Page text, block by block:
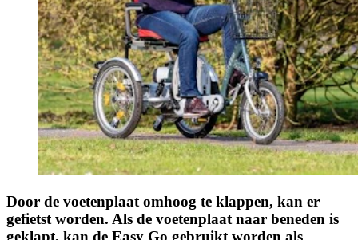
Door de voetenplaat omhoog te klappen, kan er
gefietst worden. Als de voetenplaat naar beneden is
geklapt, kan de Easy Go gebruikt worden als